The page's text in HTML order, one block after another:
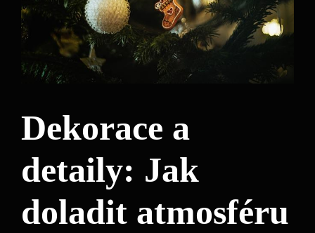
Dekorace a
detaily: Jak
doladit atmosféru